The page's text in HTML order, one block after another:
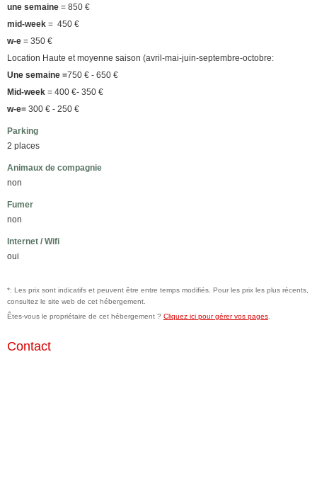
une semaine = 850 €
mid-week = 450 €
w-e = 350 €
Location Haute et moyenne saison (avril-mai-juin-septembre-octobre:
Une semaine =750 € - 650 €
Mid-week = 400 €- 350 €
w-e= 300 € - 250 €
Parking
2 places
Animaux de compagnie
non
Fumer
non
Internet / Wifi
oui
*: Les prix sont indicatifs et peuvent être entre temps modifiés. Pour les prix les plus récents,
consultez le site web de cet hébergement.
Êtes-vous le propriétaire de cet hébergement ? Cliquez ici pour gérer vos pages
Contact